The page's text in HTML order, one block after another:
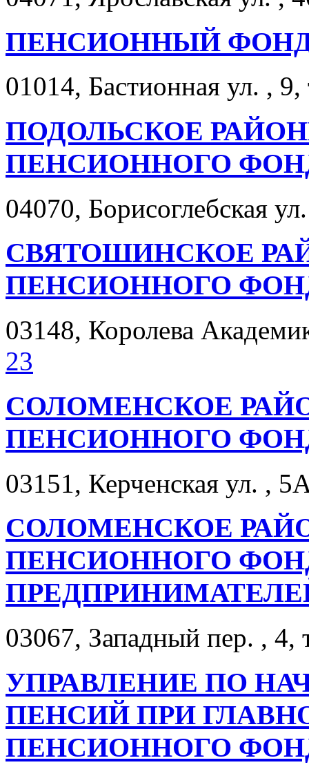
ПЕНСИОННЫЙ
01014, Бастионная ул. ,
ПОДОЛЬСКОЕ
ПЕНСИОННОГО
04070, Борисоглебская
СВЯТОШИНСКОЕ
ПЕНСИОННОГО
03148, Королева
23
СОЛОМЕНСКОЕ
ПЕНСИОННОГО
03151, Керченская ул. ,
СОЛОМЕНСКОЕ
ПЕНСИОННОГО
03067, Западный пер. , 4,
УПРАВЛЕНИЕ ПО
ПЕНСИЙ ПРИ
ПЕНСИОННОГО